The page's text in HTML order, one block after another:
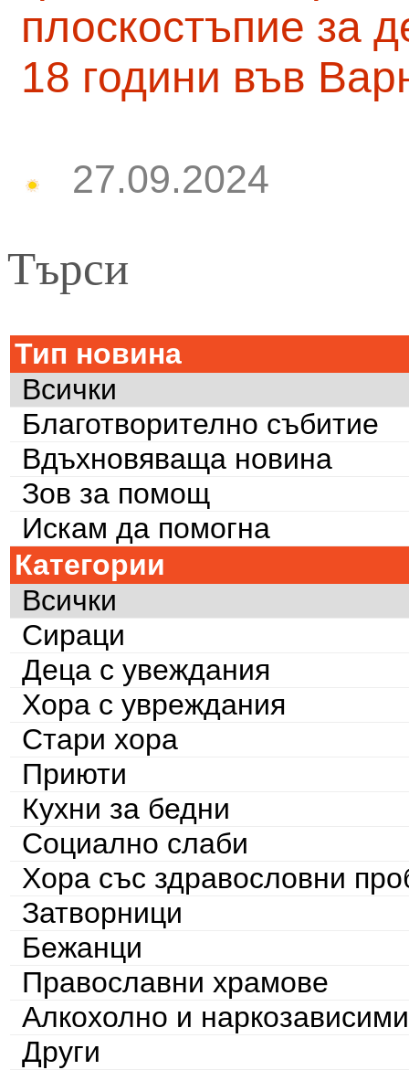
плоскостъпие за
18 години във
27.09.2024
Търси
Тип новина
Всички
Благотворително събитие
Вдъхновяваща новина
Зов за помощ
Искам да помогна
Категории
Всички
Сираци
Деца с увеждания
Хора с увреждания
Стари хора
Приюти
Кухни за бедни
Социално слаби
Хора със здравословни
Затворници
Бежанци
Православни храмове
Алкохолно и наркозависими
Други